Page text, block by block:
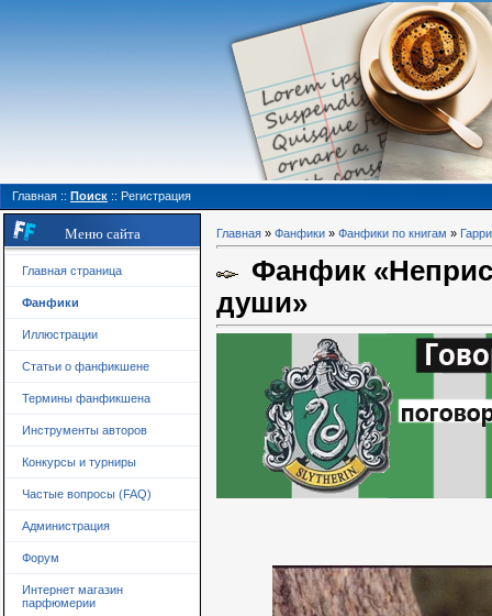
Главная :: Поиск :: Регистрация
Меню сайта
Главная страница
Фанфики
Иллюстрации
Статьи о фанфикшене
Термины фанфикшена
Инструменты авторов
Конкурсы и турниры
Частые вопросы (FAQ)
Администрация
Форум
Интернет магазин
парфюмерии
Главная » Фанфики » Фанфики по книгам »
Фанфик
души»